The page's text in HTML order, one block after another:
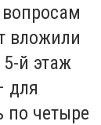
вложили
й этаж
для
по четыре